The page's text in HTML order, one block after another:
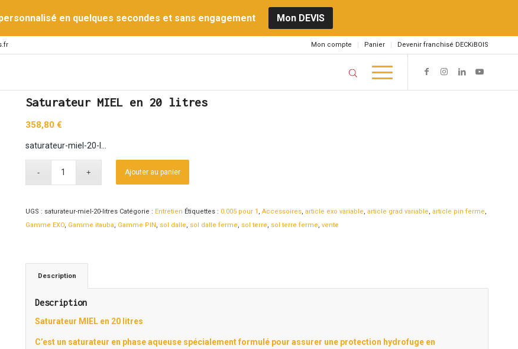
en quelques secondes et sans engagement Mon DEVIS
Mon compte Panier Devenir franchisé DECKiBOIS
Saturateur MIEL en 20 litres
358,80 €
saturateur-miel-20-l…
Ajouter au panier
UGS : saturateur-miel-20-litres Catégorie : Entretien Étiquettes : 0.005 pour 1 , Accessoires, article exo variable, article grad variable, article pin ferme,
Gamme EXO, Gamme itauba, Gamme PIN, sol dalle, sol dalle ferme, sol terre, sol terre ferme, vente
Description
Description
Saturateur MIEL en 20 litres
C’est un saturateur en phase aqueuse spécialement formulé pour assurer une protection hydrofuge en